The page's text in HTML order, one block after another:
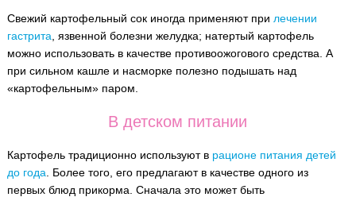
Свежий картофельный сок иногда применяют при лечении
гастрита , язвенной болезни желудка; натертый картофель
можно использовать в качестве противоожогового средства. А
при сильном кашле и насморке полезно подышать над
«картофельным» паром.
В детском питании
Картофель традиционно используют в рационе питания детей
до года . Более того, его предлагают в качестве одного из
первых блюд прикорма. Сначала это может быть